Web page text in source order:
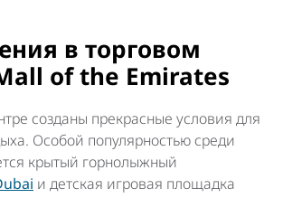
в торговом
of the Emirates
созданы прекрасные условия для
Особой популярностью среди
крытый горнолыжный
и детская игровая площадка